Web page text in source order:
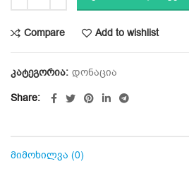
Compare Add to wishlist
კატეგორია: დონაცია
Share
ᲛᲘᲛᲝᲮᲘᲚᲕᲐ (0)